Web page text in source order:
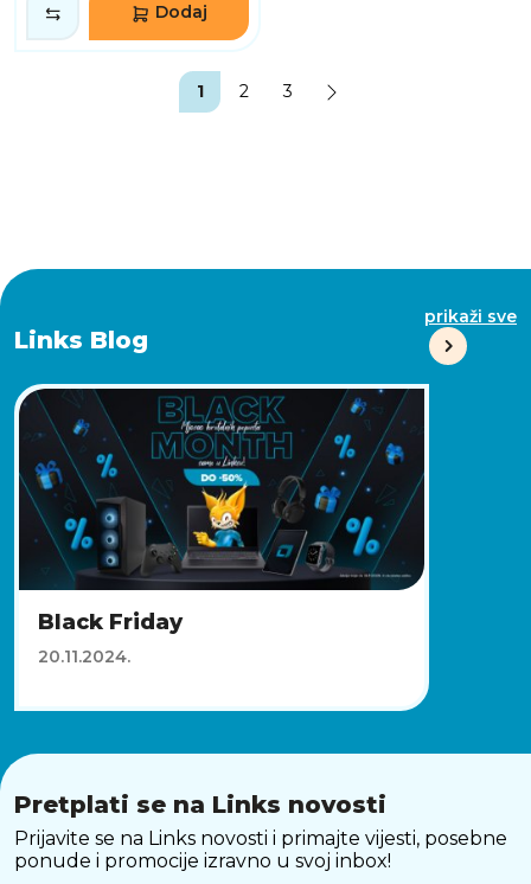
Dodaj
1 2 3
Links Blog
prikaži sve
Black Friday
20.11.2024.
Pretplati se na Links novosti
Prijavite se na Links novosti i primajte vijesti, posebne
ponude i promocije izravno u svoj inbox!